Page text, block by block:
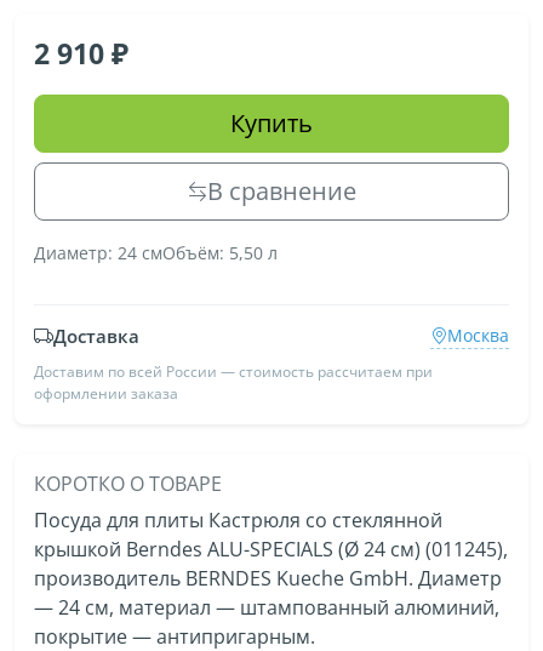
2 910
Купить
В сравнение
Диаметр: 24 смОбъём: 5,50 л
Доставка Москва
Доставим по всей России — стоимость рассчитаем при
оформлении заказа
КОРОТКО О ТОВАРЕ
Посуда для плиты Кастрюля со стеклянной
крышкой Berndes ALU-SPECIALS (Ø 24 см) (011245),
производитель BERNDES Kueche GmbH. Диаметр
— 24 см, материал — штампованный алюминий,
покрытие — антипригарным.